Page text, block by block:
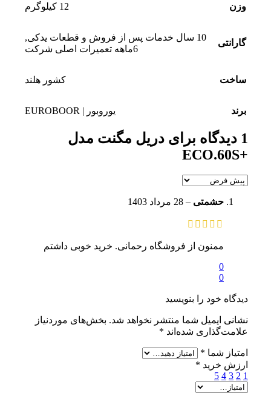
وزن 12 کیلوگرم
گارانتی
10 سال خدمات پس از فروش و قطعات یدکی
,
6ماهه تعمیرات اصلی شرکت
ساخت کشور هلند
برند یوروبور | EUROBOOR
1 دیدگاه برای
دریل مگنت مدل
+ECO.60S
حشمتی – 28 مرداد 1403
ممنون از فروشگاه رحمانی. خرید خوبی داشتم
0
0
دیدگاه خود را بنویسید
نشانی ایمیل شما منتشر نخواهد شد. بخش‌های موردنیاز
علامت‌گذاری شده‌اند *
امتیاز شما *
ارزش خرید *
1
2
3
4
5